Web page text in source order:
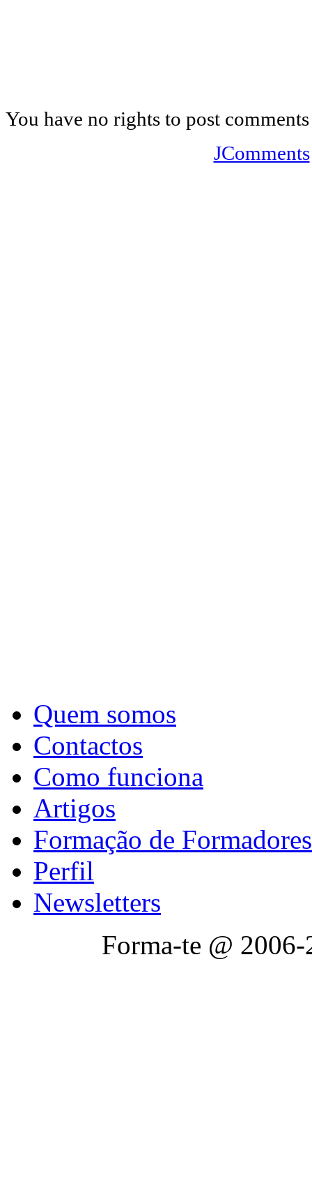
You have no rights to post comments
JComments
Quem somos
Contactos
Como funciona
Artigos
Formação de Formadores
Perfil
Newsletters
Forma-te @